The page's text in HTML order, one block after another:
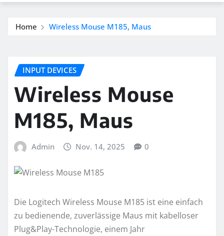
Home Wireless Mouse M185, Maus
INPUT DEVICES
Wireless Mouse
M185, Maus
Admin Nov. 14, 2025 0
Die Logitech Wireless Mouse M185 ist eine einfach
zu bedienende, zuverlässige Maus mit kabelloser
Plug&Play-Technologie, einem Jahr